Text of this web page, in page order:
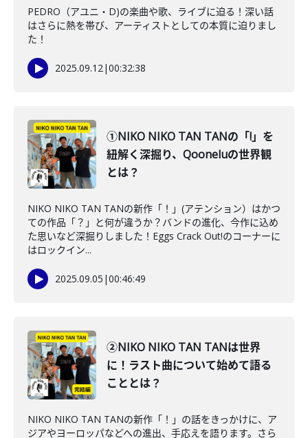
PEDRO（アユニ・D)の楽曲や歌、ライブに迫る！深い話
はさらに熱を帯び、アーティストとしての本質に迫りまし
た！
2025.09.12|00:32:38
①NIKO NIKO TAN TANの「!」を
紐解く深掘り、Qooneluの世界観
とは？
NIKO NIKO TAN TANの新作「！」(アテンション）はかつ
ての作品「？」と何が違うか？バンドの進化、今作に込め
た思いなど深掘りしました！Eggs Crack Out!のコーナーに
はロックイン...
2025.09.05 |00:46:49
②NIKO NIKO TAN TANは世界
に！ラスト曲について始めて語る
こととは？
NIKO NIKO TAN TANの新作「！」の話をきっかけに、ア
ジアやヨーロッパなどへの進出、手応えを語ります。さら